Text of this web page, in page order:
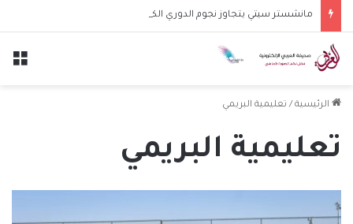
الرئيسية / تعليمية البريمي
تعليمية البريمي